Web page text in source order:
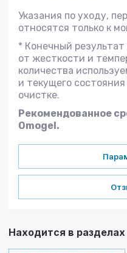
Указания по уходу,
относятся только к
* Конечный
от жесткости и
количества
и текущего
очистке.
Рекомендованное
Omogel.
Находится в разделах